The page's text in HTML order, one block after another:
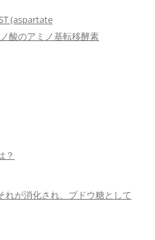
(aspartate
酸のアミノ基転移酵素
？
れが消化され、ブドウ糖として